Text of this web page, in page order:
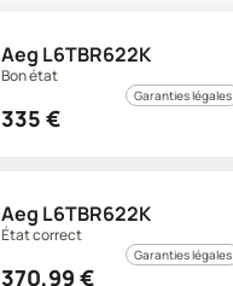
Aeg L6TBR622K
Bon état
Garanties légales
335 €
Aeg L6TBR622K
État correct
Garanties légales
370,99 €